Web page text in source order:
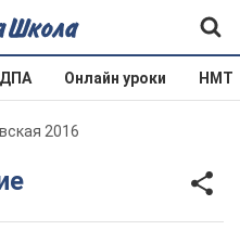
ДПА Онлайн уроки НМТ
2016